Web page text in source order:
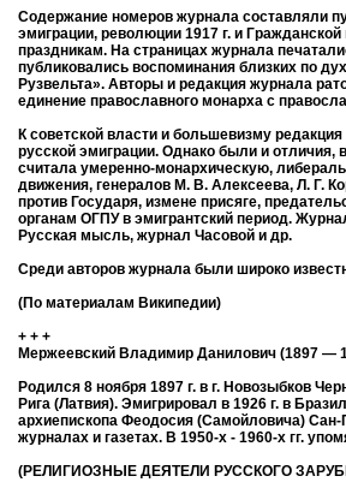
Содержание номеров журнала составляли
эмиграции, революции 1917 г. и
праздникам. На страницах журнала
публиковались воспоминания близких по
Рузвельта». Авторы и редакция журнала
единение православного монарха с
К советской власти и большевизму
русской эмиграции. Однако были и
считала умеренно-монархическую,
движения, генералов М. В. Алексеева, Л. Г.
против Государя, измене присяге,
органам ОГПУ в эмигрантский период.
Русская мысль, журнал Часовой и др.
Среди авторов журнала были широко
(По материалам Википедии)
+ + +
Мержеевский Владимир Данилович (1897 —
Родился 8 ноября 1897 г. в г. Новозыбков
Рига (Латвия). Эмигрировал в 1926 г. в
архиепископа Феодосия (Самойловича) Сан-
журналах и газетах. В 1950-х - 1960-х гг.
(РЕЛИГИОЗНЫЕ ДЕЯТЕЛИ РУССКОГО